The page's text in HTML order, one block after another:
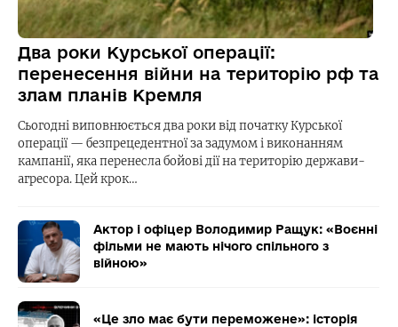
Два роки Курської операції:
перенесення війни на територію рф та
злам планів Кремля
Сьогодні виповнюється два роки від початку Курської
операції — безпрецедентної за задумом і виконанням
кампанії, яка перенесла бойові дії на територію держави-
агресора. Цей крок…
Актор і офіцер Володимир Ращук: «Воєнні
фільми не мають нічого спільного з
війною»
«Це зло має бути переможене»: історія